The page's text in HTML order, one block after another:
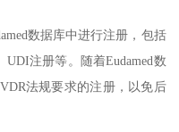
数据库中进行注册，包括
注册等。随着Eudamed数
法规要求的注册，以免后